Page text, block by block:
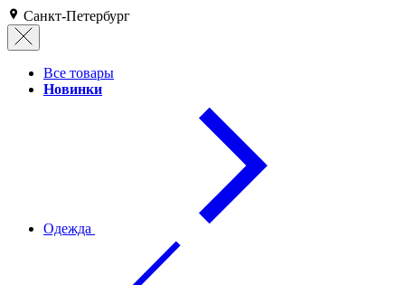
Санкт-Петербург
Все товары
Новинки
Одежда